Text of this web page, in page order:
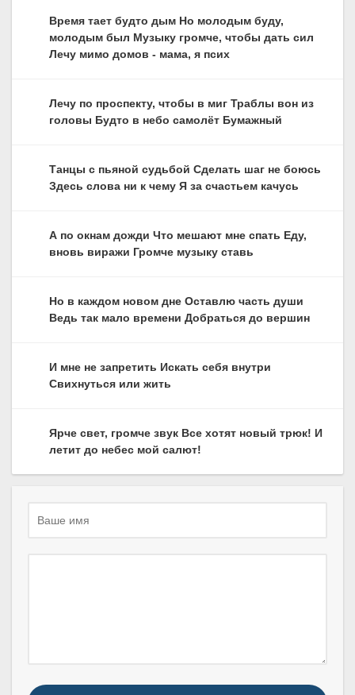
Время тает будто дым Но молодым буду,
молодым был Музыку громче, чтобы дать сил
Лечу мимо домов - мама, я псих
Лечу по проспекту, чтобы в миг Траблы вон из
головы Будто в небо самолёт Бумажный
Танцы с пьяной судьбой Сделать шаг не боюсь
Здесь слова ни к чему Я за счастьем качусь
А по окнам дожди Что мешают мне спать Еду,
вновь виражи Громче музыку ставь
Но в каждом новом дне Оставлю часть души
Ведь так мало времени Добраться до вершин
И мне не запретить Искать себя внутри
Свихнуться или жить
Ярче свет, громче звук Все хотят новый трюк! И
летит до небес мой салют!